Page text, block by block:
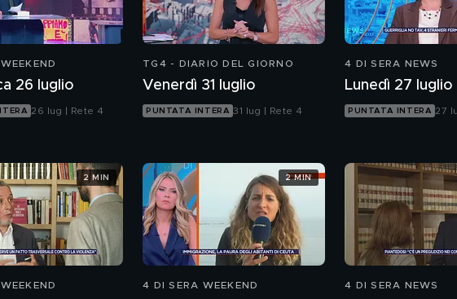
26 luglio
26 lug | Rete 4
TG4 - DIARIO DEL GIORNO
Venerdì 31 luglio
PUNTATA INTERA 31 lug | Rete 4
4 DI SERA NEWS
Lunedì 27 luglio
PUNTATA INTERA 27
2 MIN
4 DI SERA WEEKEND
2 MIN
4 DI SERA NEWS